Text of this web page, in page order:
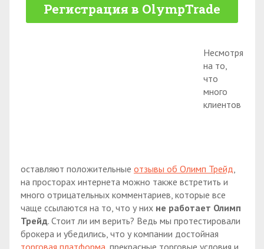
Регистрация в OlympTrade
Несмотря
на то,
что
много
клиентов
оставляют положительные отзывы об Олимп Трейд
на просторах интернета можно также встретить и
много отрицательных комментариев, которые все
чаще ссылаются на то, что у них не работает Олимп
Трейд. Стоит ли им верить? Ведь мы протестировали
брокера и убедились, что у компании достойная
торговая платформа , прекрасные торговые условия и